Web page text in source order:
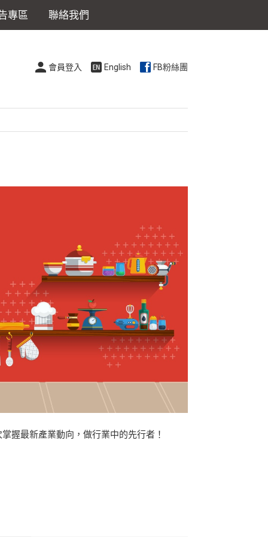
專區 聯絡我們
會員登入 English FB粉絲團
握最新產業動向，做行業中的先行者！